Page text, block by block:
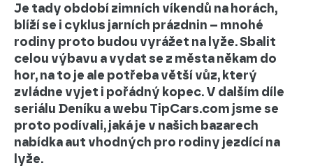
Je tady období zimních víkendů na horách,
blíží se i cyklus jarních prázdnin – mnohé
rodiny proto budou vyrážet na lyže. Sbalit
celou výbavu a vydat se z města někam do
hor, na to je ale potřeba větší vůz, který
zvládne vyjet i pořádný kopec. V dalším díle
seriálu Deníku a webu TipCars.com jsme se
proto podívali, jaká je v našich bazarech
nabídka aut vhodných pro rodiny jezdící na
lyže.